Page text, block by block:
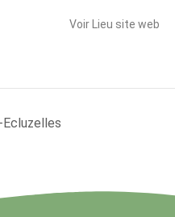
Voir Lieu site web
Ecluzelles